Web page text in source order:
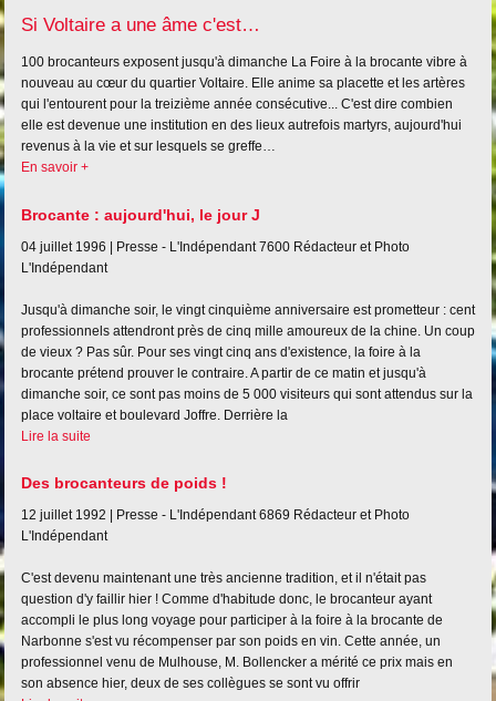
Si Voltaire a une âme c'est…
100 brocanteurs exposent jusqu'à dimanche La Foire à la brocante vibre à
nouveau au cœur du quartier Voltaire. Elle anime sa placette et les artères
qui l'entourent pour la treizième année consécutive... C'est dire combien
elle est devenue une institution en des lieux autrefois martyrs, aujourd'hui
revenus à la vie et sur lesquels se greffe…
En savoir +
Brocante : aujourd'hui, le jour J
04 juillet 1996 | Presse - L'Indépendant 7600 Rédacteur et Photo
L'Indépendant
Jusqu'à dimanche soir, le vingt cinquième anniversaire est prometteur : cent
professionnels attendront près de cinq mille amoureux de la chine. Un coup
de vieux ? Pas sûr. Pour ses vingt cinq ans d'existence, la foire à la
brocante prétend prouver le contraire. A partir de ce matin et jusqu'à
dimanche soir, ce sont pas moins de 5 000 visiteurs qui sont attendus sur la
place voltaire et boulevard Joffre. Derrière la
Lire la suite
Des brocanteurs de poids !
12 juillet 1992 | Presse - L'Indépendant 6869 Rédacteur et Photo
L'Indépendant
C'est devenu maintenant une très ancienne tradition, et il n'était pas
question d'y faillir hier ! Comme d'habitude donc, le brocanteur ayant
accompli le plus long voyage pour participer à la foire à la brocante de
Narbonne s'est vu récompenser par son poids en vin. Cette année, un
professionnel venu de Mulhouse, M. Bollencker a mérité ce prix mais en
son absence hier, deux de ses collègues se sont vu offrir